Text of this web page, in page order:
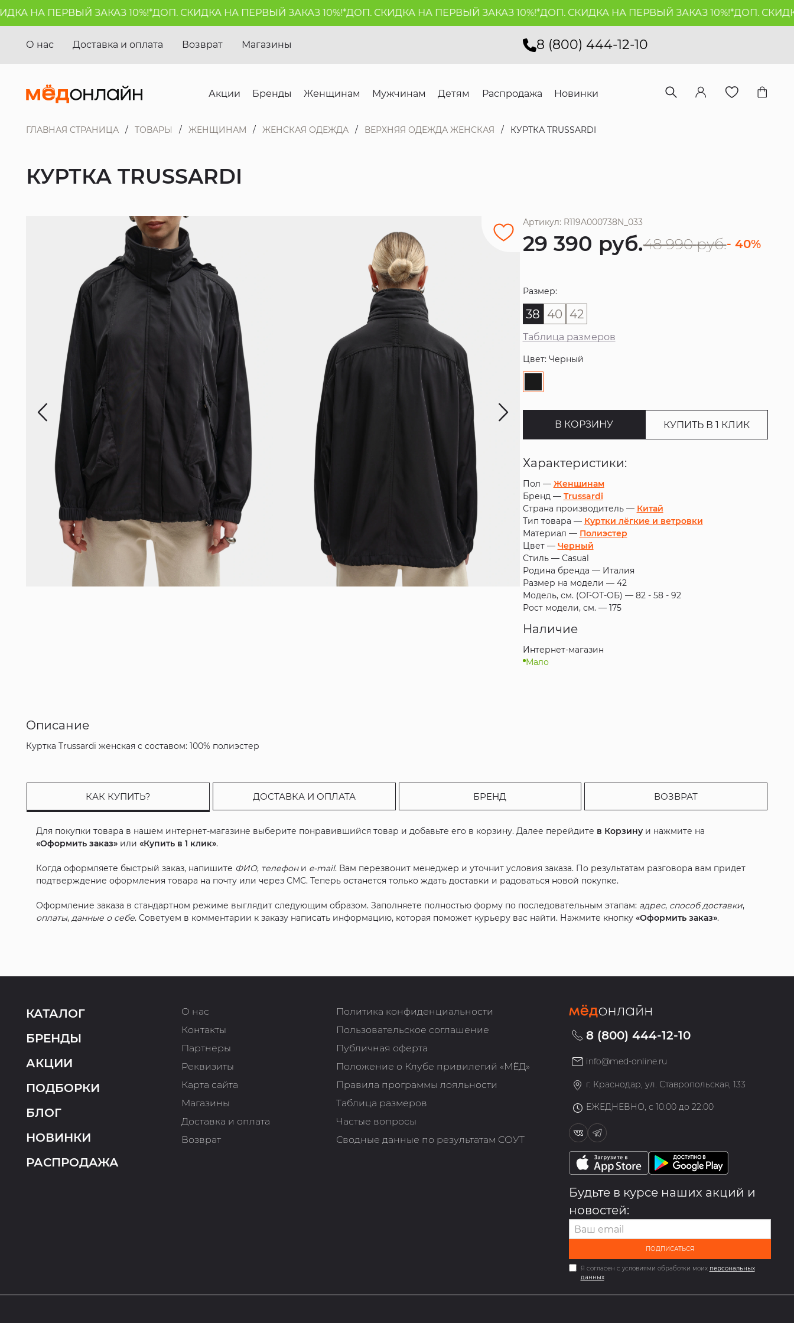
НА ПЕРВЫЙ ЗАКАЗ 10%!*ДОП. СКИДКА НА ПЕРВЫЙ ЗАКАЗ 10%!*ДОП. СКИДКА НА ПЕРВЫЙ ЗАКАЗ 10%!*ДОП. СКИДКА НА ПЕРВЫЙ ЗАКАЗ 10%!*ДОП. СКИДКА
8 (800) 444-12-10
О нас Доставка и оплата Возврат Магазины
Акции Бренды Женщинам Мужчинам Детям Распродажа Новинки
ГЛАВНАЯ СТРАНИЦА ТОВАРЫ ЖЕНЩИНАМ ЖЕНСКАЯ ОДЕЖДА ВЕРХНЯЯ ОДЕЖДА ЖЕНСКАЯ КУРТКА TRUSSARDI
КУРТКА TRUSSARDI
Артикул: R119A000738N_033
29 390 руб.48 990 руб.- 40%
Размер:
38 40 42
Таблица размеров
Цвет: Черный
В КОРЗИНУ КУПИТЬ В 1 КЛИК
Характеристики:
Пол — Женщинам
Бренд — Trussardi
Страна производитель — Китай
Тип товара — Куртки лёгкие и ветровки
Материал — Полиэстер
Цвет — Черный
Стиль — Casual
Родина бренда — Италия
Размер на модели — 42
Модель, см. (ОГ-ОТ-ОБ) — 82 - 58 - 92
Рост модели, см. — 175
Наличие
Интернет-магазин
Мало
Описание
Куртка Trussardi женская с составом: 100% полиэстер
КАК КУПИТЬ? ДОСТАВКА И ОПЛАТА БРЕНД ВОЗВРАТ
Для покупки товара в нашем интернет-магазине выберите понравившийся товар и добавьте его в корзину. Далее перейдите в Корзину и нажмите на
«Оформить заказ» или«Купить в 1 клик».
Когда оформляете быстрый заказ, напишите ФИО, телефони e-mail. Вам перезвонит менеджер и уточнит условия заказа. По результатам разговора вам придет
подтверждение оформления товара на почту или через СМС. Теперь останется только ждать доставки и радоваться новой покупке.
Оформление заказа в стандартном режиме выглядит следующим образом. Заполняете полностью форму по последовательным этапам: адрес, способ доставки,
оплаты,данные о себе. Советуем в комментарии к заказу написать информацию, которая поможет курьеру вас найти. Нажмите кнопку«Оформить заказ».
КАТАЛОГ
БРЕНДЫ
АКЦИИ
ПОДБОРКИ
БЛОГ
НОВИНКИ
РАСПРОДАЖА
О нас
Контакты
Партнеры
Реквизиты
Карта сайта
Магазины
Доставка и оплата
Возврат
Политика конфиденциальности
Пользовательское соглашение
Публичная оферта
Положение о Клубе привилегий «МЁД»
Правила программы лояльности
Таблица размеров
Частые вопросы
Сводные данные по результатам СОУТ
8 (800) 444-12-10
info@med-online.ru
г. Краснодар, ул. Ставропольская, 133
ЕЖЕДНЕВНО, с 10:00 до 22:00
Будьте в курсе наших акций и
новостей:
ПОДПИСАТЬСЯ
Я согласен с условиями обработки моих персональных
данных